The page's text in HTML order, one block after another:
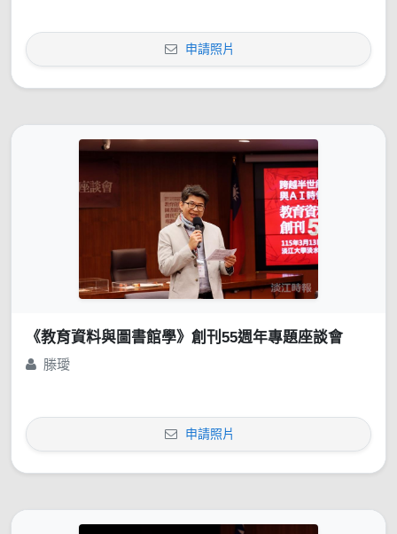
申請照片
《教育資料與圖書館學》創刊55週年專題座談會
滕璦
申請照片